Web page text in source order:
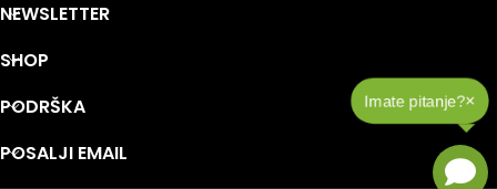
NEWSLETTER
SHOP
PODRŠKA
POSALJI EMAIL
Imate pitanje?×